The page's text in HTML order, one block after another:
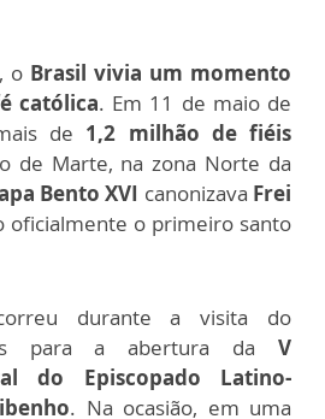
o Brasil vivia um momento
católica. Em 11 de maio de
de 1,2 milhão de fiéis
de Marte, na zona Norte da
Bento XVI canonizava Frei
oficialmente o primeiro santo
durante a visita do
para a abertura da V
do Episcopado Latino-
. Na ocasião, em uma